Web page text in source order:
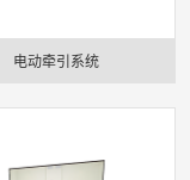
电动牵引系统